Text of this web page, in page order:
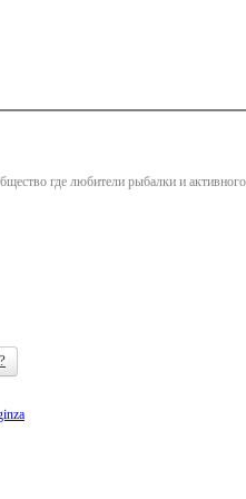
где любители рыбалки и